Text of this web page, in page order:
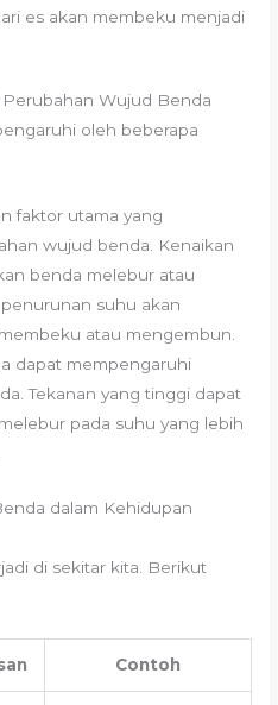
es akan membeku menjadi
Wujud Benda
oleh beberapa
faktor utama yang
wujud benda. Kenaikan
benda melebur atau
suhu akan
atau mengembun.
dapat mempengaruhi
Tekanan yang tinggi dapat
pada suhu yang lebih
dalam Kehidupan
di sekitar kita. Berikut
Contoh